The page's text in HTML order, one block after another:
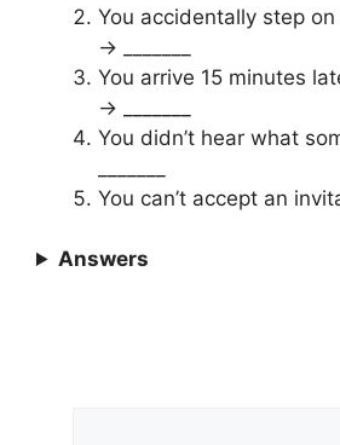
You accidentally step on
→ _______
You arrive 15 minutes
→ _______
You didn’t hear what
You can’t accept an
Answers